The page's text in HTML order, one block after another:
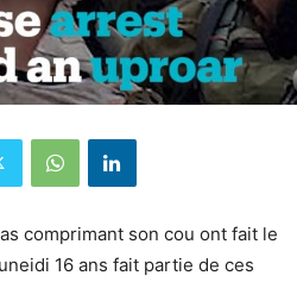
comprimant son cou ont fait le
16 ans fait partie de ces